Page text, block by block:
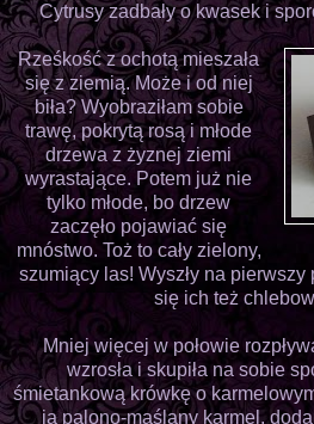
Cytrusy zadbały o kwasek i
Rześkość z ochotą mieszała
się z ziemią. Może i od niej
biła? Wyobraziłam sobie
trawę, pokrytą rosą i młode
drzewa z żyznej ziemi
wyrastające. Potem już nie
tylko młode, bo drzew
zaczęło pojawiać się
mnóstwo. Toż to cały zielony,
szumiący las! Wyszły na pierwszy
się ich też
Mniej więcej w połowie
wzrosła i skupiła na sobie
śmietankową krówkę o
ją palono-maślany karmel,